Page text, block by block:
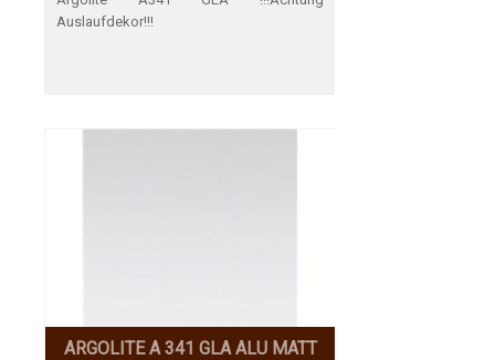
Auslaufdekor!!!
ARGOLITE A 341 GLA ALU MATT